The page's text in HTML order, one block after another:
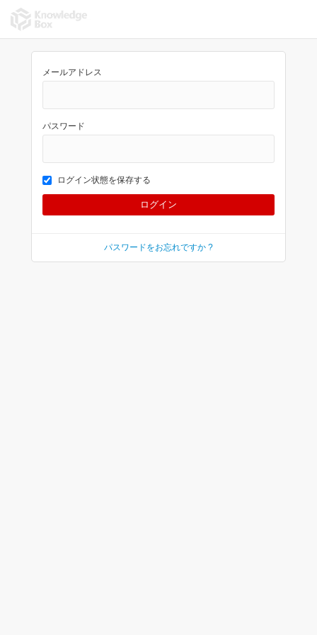
メールアドレス
パスワード
ログイン状態を保存する
パスワードをお忘れですか ?